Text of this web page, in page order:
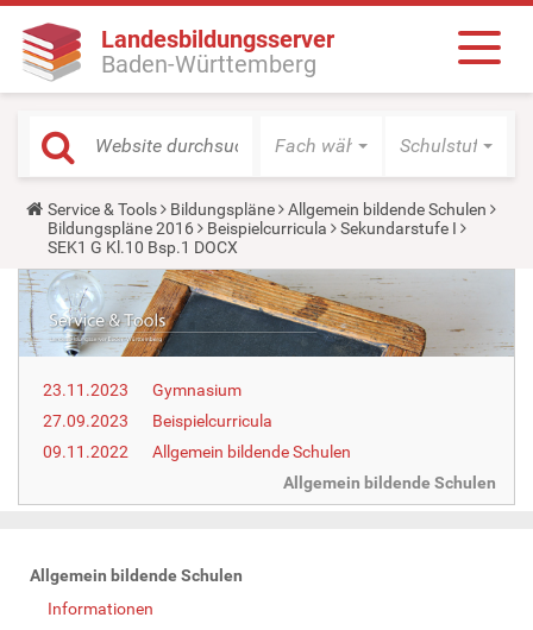
Landesbildungsserver
Baden-Württemberg
Fach wählen Schulstufe
Y
o
u
a
r
h
e
r
:
Service & Tools Bildungspläne
Allgemein bildende Schulen
Bildungspläne 2016
Beispielcurricula
Sekundarstufe I
SEK1 G Kl.10 Bsp.1 DOCX
23.11.2023
Gymnasium
27.09.2023
Beispielcurricula
09.11.2022
Allgemein bildende Schulen
Allgemein bildende Schulen
N
Allgemein bildende Schulen
Informationen